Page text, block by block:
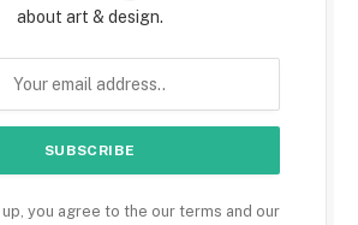
about art & design.
you agree to the our terms and our